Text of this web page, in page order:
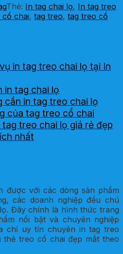
Thẻ: In tag chai lọ, In tag treo
cổ chai, tag treo, tag treo cổ
in tag treo chai lọ tại In
in tag chai lọ
cần in tag treo chai lọ
của tag treo cổ chai
treo chai lọ giá rẻ đẹp
nhất
được với các dòng sản phẩm
các doanh nghiệp đều chú
Đây chính là hình thức trang
nổi bật và chuyên nghiệp
chỉ uy tín chuyên in tag treo
treo cổ chai đẹp mắt theo